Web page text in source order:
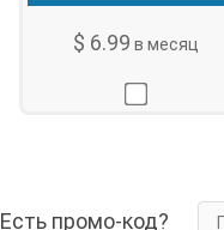
$ 6.99 в месяц
Есть промо-код?